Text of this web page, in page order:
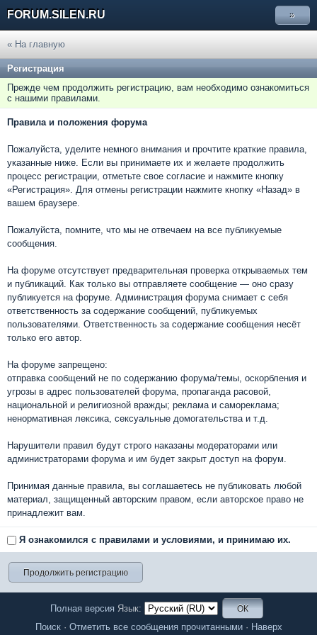
FORUM.SILEN.RU »
« На главную
Регистрация
Прежде чем продолжить регистрацию, вам необходимо ознакомиться
с нашими правилами.
Правила и положения форума
Пожалуйста, уделите немного внимания и прочтите краткие правила,
указанные ниже. Если вы принимаете их и желаете продолжить
процесс регистрации, отметьте свое согласие и нажмите кнопку
«Регистрация». Для отмены регистрации нажмите кнопку «Назад» в
вашем браузере.
Пожалуйста, помните, что мы не отвечаем на все публикуемые
сообщения.
На форуме отсутствует предварительная проверка открываемых тем
и публикаций. Как только вы отправляете сообщение — оно сразу
публикуется на форуме. Администрация форума снимает с себя
ответственность за содержание сообщений, публикуемых
пользователями. Ответственность за содержание сообщения несёт
только его автор.
На форуме запрещено:
отправка сообщений не по содержанию форума/темы, оскорбления и
угрозы в адрес пользователей форума, пропаганда расовой,
национальной и религиозной вражды; реклама и самореклама;
ненормативная лексика, сексуальные домогательства и т.д.
Нарушители правил будут строго наказаны модераторами или
администраторами форума и им будет закрыт доступ на форум.
Принимая данные правила, вы соглашаетесь не публиковать любой
материал, защищенный авторским правом, если авторское право не
принадлежит вам.
Я ознакомился с правилами и условиями, и принимаю их.
Полная версия Язык:
Поиск· Отметить все сообщения прочитанными· Наверх